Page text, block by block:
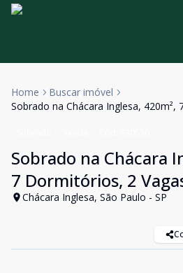
Home
Buscar imóvel
Sobrado na Chácara Inglesa, 420m²,
Sobrado na Chácara
7 Dormitórios, 2
Chácara Inglesa, São Paulo - SP